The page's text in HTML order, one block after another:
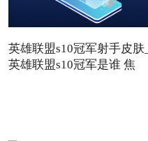
英雄联盟s10冠军射手皮肤_
英雄联盟s10冠军是谁 焦